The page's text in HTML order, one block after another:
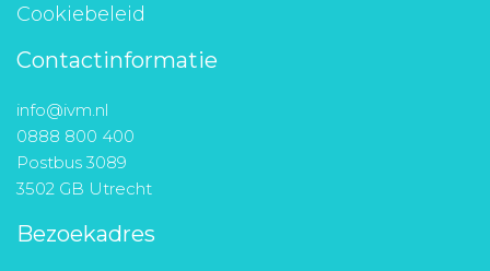
Cookiebeleid
Contactinformatie
info@ivm.nl
0888 800 400
Postbus 3089
3502 GB Utrecht
Bezoekadres